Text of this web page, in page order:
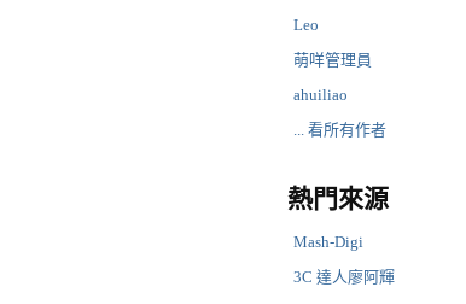
Leo
萌咩管理員
ahuiliao
... 看所有作者
熱門來源
Mash-Digi
3C 達人廖阿輝